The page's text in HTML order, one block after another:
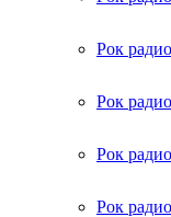
Рок
Рок
Рок
Рок